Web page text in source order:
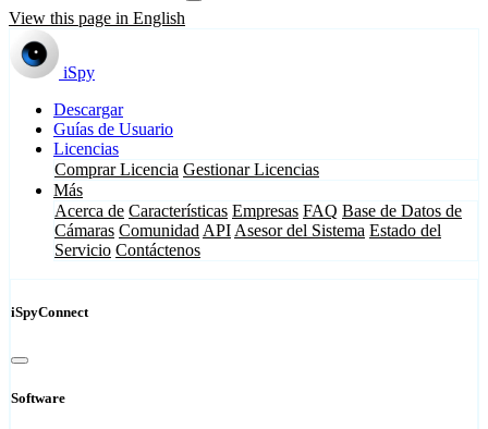
View this page in English
iSpy
Descargar
Guías de Usuario
Licencias
Comprar Licencia Gestionar Licencias
Más
Acerca de Características Empresas FAQ Base de Datos de
Cámaras Comunidad API Asesor del Sistema Estado del
Servicio Contáctenos
iSpyConnect
Software